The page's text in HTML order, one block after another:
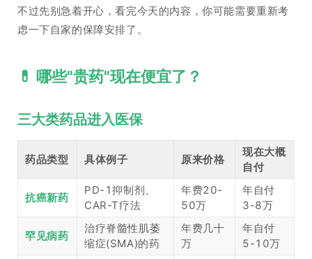
不过先别急着开心，看完今天的内容，你可能需要重新考
虑一下自家的保障安排了。
💊 哪些"贵药"现在便宜了？
三大类药品进入医保
药品类型 具体例子 原来价格
现在大概
自付
抗癌新药
PD-1抑制剂、
CAR-T疗法
年费20-
50万
年自付
3-8万
罕见病药
治疗脊髓性肌萎
缩症(SMA)的药
年费几十
万
年自付
5-10万